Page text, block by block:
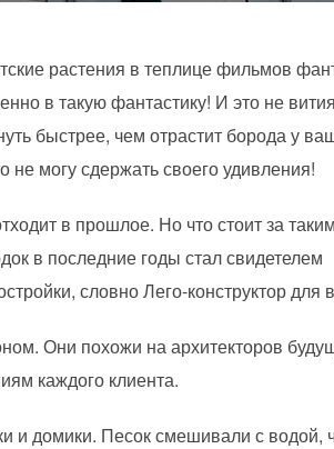
растения в теплице фильмов
в такую фантастику! И это не
быстрее, чем отрастит борода у
не могу сдержать своего удивления!
в прошлое. Но что стоит за
в последние годы стал свидетелем
словно Лего-конструктор для
Они похожи на архитекторов
каждого клиента.
и домики. Песок смешивали с водой,